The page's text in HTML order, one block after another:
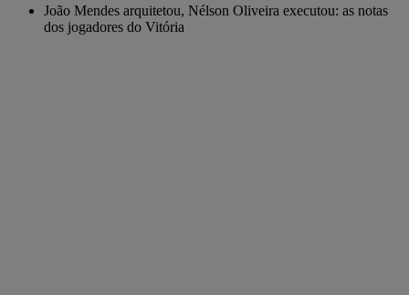
João Mendes arquitetou, Nélson Oliveira executou: as notas
dos jogadores do Vitória